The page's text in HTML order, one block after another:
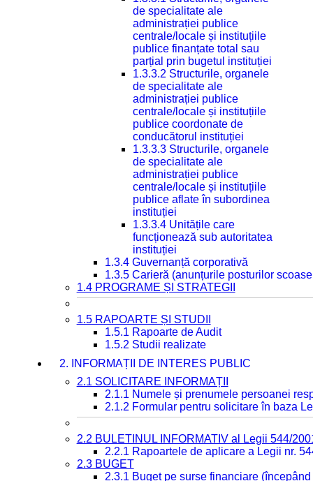
de specialitate ale
administrației publice
centrale/locale și instituțiile
publice finanțate total sau
parțial prin bugetul instituției
1.3.3.2 Structurile, organele
de specialitate ale
administrației publice
centrale/locale și instituțiile
publice coordonate de
conducătorul instituției
1.3.3.3 Structurile, organele
de specialitate ale
administrației publice
centrale/locale și instituțiile
publice aflate în subordinea
instituției
1.3.3.4 Unitățile care
funcționează sub autoritatea
instituției
1.3.4 Guvernanță corporativă
1.3.5 Carieră (anunțurile posturilor
1.4 PROGRAME ȘI STRATEGII
1.5 RAPOARTE ȘI STUDII
1.5.1 Rapoarte de Audit
1.5.2 Studii realizate
2. INFORMAȚII DE INTERES PUBLIC
2.1 SOLICITARE INFORMAȚII
2.1.1 Numele și prenumele persoanei
2.1.2 Formular pentru solicitare în baza
2.2 BULETINUL INFORMATIV al Legii 544/
2.2.1 Rapoartele de aplicare a Legii nr.
2.3 BUGET
2.3.1 Buget pe surse financiare